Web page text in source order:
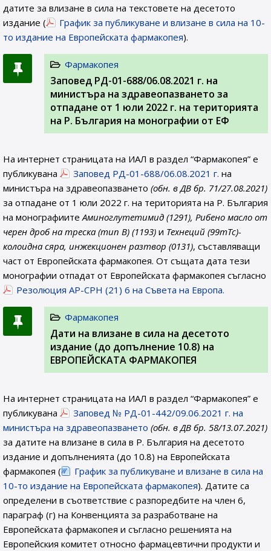
датите за влизане в сила на текстовете на десетото
издание (
График за публикуване и влизане в сила на 10-
то издание на Европейската фармакопея).
Фармакопея
Заповед РД-01-688/06.08.2021 г. на
министъра на здравеопазването за
отпадане от 1 юли 2022 г. на територията
на Р. България на монографии от ЕФ
На интернет страницата на ИАЛ в раздел “Фармакопея” е
публикувана
Заповед РД-01-688/06.08.2021 г. на
министъра на здравеопазването (обн. в ДВ бр. 71/27.08.2021)
за отпадане от 1 юли 2022 г. на територията на Р. България
на монографиитеАминоглутетимид (1291), Рибено масло от
черен дроб на треска (тип В) (1193) и Технеций (99mTc)-
колоидна сяра, инжекционен разтвор (0131), съставляващи
част от Европейската фармакопея. От същата дата тези
монографии отпадат от Европейската фармакопея съгласно
Резолюция AP-CPH (21) 6 на Съвета на Европа.
Фармакопея
Дати на влизане в сила на десетото
издание (до допълнение 10.8) на
ЕВРОПЕЙСКАТА ФАРМАКОПЕЯ
На интернет страницата на ИАЛ в раздел “Фармакопея” е
публикувана
Заповед № РД-01-442/09.06.2021 г. на
министъра на здравеопазването (обн. в ДВ бр. 58/13.07.2021)
за датите на влизане в сила в Р. България на десетото
издание и допълненията (до 10.8) на Европейската
фармакопея (
График за публикуване и влизане в сила на
10-то издание на Европейската фармакопея). Датите са
определени в съответствие с разпоредбите на член 6,
параграф (г) на Конвенцията за разработване на
Европейската фармакопея и съгласно решенията на
Европейския комитет относно фармацевтични продукти и